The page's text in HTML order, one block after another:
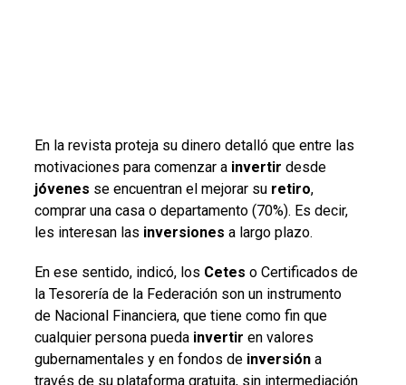
En la revista proteja su dinero detalló que entre las
motivaciones para comenzar a invertir desde
jóvenes se encuentran el mejorar su retiro,
comprar una casa o departamento (70%). Es decir,
les interesan las inversiones a largo plazo.
En ese sentido, indicó, los Cetes o Certificados de
la Tesorería de la Federación son un instrumento
de Nacional Financiera, que tiene como fin que
cualquier persona pueda invertir en valores
gubernamentales y en fondos de inversióna
través de su plataforma gratuita, sin intermediación